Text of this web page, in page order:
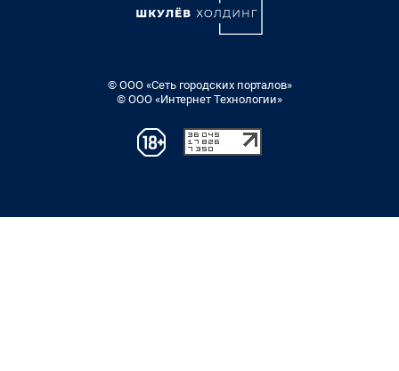
© ООО «Сеть городских порталов»
© ООО «Интернет Технологии»